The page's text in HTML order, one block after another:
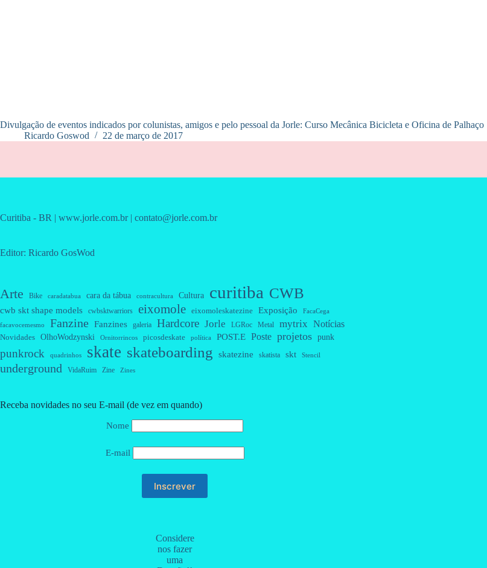
Divulgação de eventos indicados por colunistas, amigos e pelo pessoal da Jorle: Curso Mecânica Bicicleta e Oficina de Palhaço
Ricardo Goswod
22 de março de 2017
Curitiba - BR | www.jorle.com.br | contato@jorle.com.br
Editor: Ricardo GosWod
Arte Bike caradatabua cara da tábua contracultura Cultura curitiba CWB
cwb skt shape models cwbsktwarriors eixomole eixomoleskatezine Exposição FacaCega
facavocemesmo Fanzine Fanzines galeria Hardcore Jorle LGRoc Metal mytrix Notícias
Novidades OlhoWodzynski Ornitorrincos picosdeskate política POST.E Poste projetos punk
punkrock quadrinhos skate skateboarding skatezine skatista skt Stencil
underground VidaRuim Zine Zines
Receba novidades no seu E-mail (de vez em quando)
Nome
E-mail
Considere
nos fazer
uma